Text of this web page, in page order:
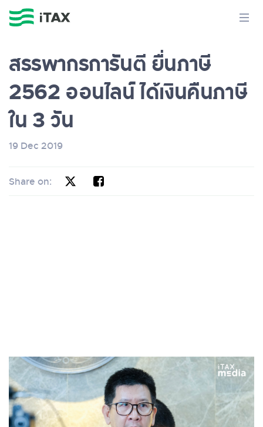
สรรพากรการันตี ยื่นภาษี
2562 ออนไลน์ ได้เงินคืนภาษี
ใน 3 วัน
19 Dec 2019
Share on: